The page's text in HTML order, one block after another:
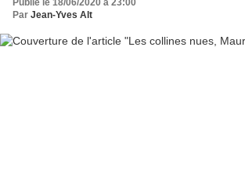
Par Jean-Yves Alt